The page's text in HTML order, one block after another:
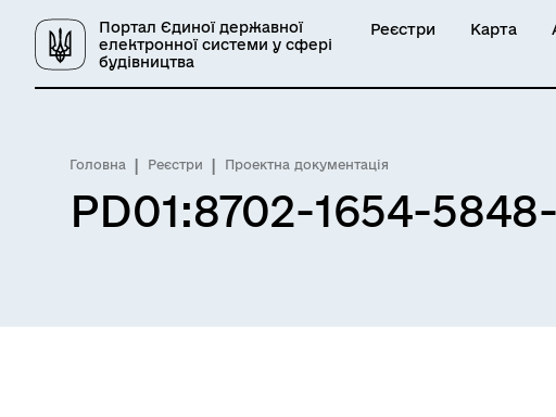
Портал Єдиної державної
електронної системи у сфері
будівництва
Реєстри Карта
Головна Реєстри Проектна документація
PD01:8702-1654-